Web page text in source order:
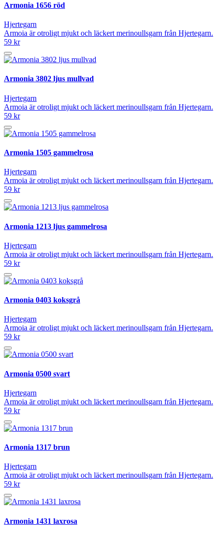
Armonia 1656 röd
Hjertegarn
Armoia är otroligt mjukt och läckert merinoullsgarn från Hjertegarn.
59 kr
Armonia 3802 ljus mullvad
Hjertegarn
Armoia är otroligt mjukt och läckert merinoullsgarn från Hjertegarn.
59 kr
Armonia 1505 gammelrosa
Hjertegarn
Armoia är otroligt mjukt och läckert merinoullsgarn från Hjertegarn.
59 kr
Armonia 1213 ljus gammelrosa
Hjertegarn
Armoia är otroligt mjukt och läckert merinoullsgarn från Hjertegarn.
59 kr
Armonia 0403 koksgrå
Hjertegarn
Armoia är otroligt mjukt och läckert merinoullsgarn från Hjertegarn.
59 kr
Armonia 0500 svart
Hjertegarn
Armoia är otroligt mjukt och läckert merinoullsgarn från Hjertegarn.
59 kr
Armonia 1317 brun
Hjertegarn
Armoia är otroligt mjukt och läckert merinoullsgarn från Hjertegarn.
59 kr
Armonia 1431 laxrosa